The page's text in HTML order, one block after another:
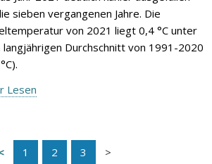
sieben vergangenen Jahre. Die
von 2021 liegt 0,4 °C unter
langjährigen Durchschnitt von 1991-2020
Lesen
1 2 3